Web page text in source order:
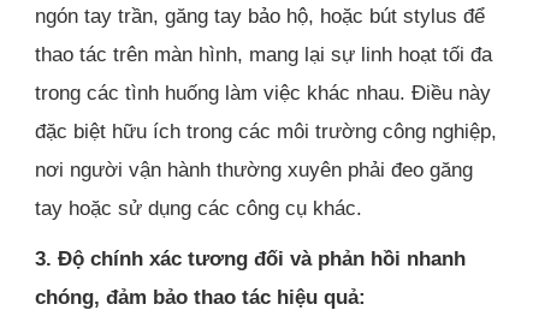
ngón tay trần, găng tay bảo hộ, hoặc bút stylus để
thao tác trên màn hình, mang lại sự linh hoạt tối đa
trong các tình huống làm việc khác nhau. Điều này
đặc biệt hữu ích trong các môi trường công nghiệp,
nơi người vận hành thường xuyên phải đeo găng
tay hoặc sử dụng các công cụ khác.
3. Độ chính xác tương đối và phản hồi nhanh
chóng, đảm bảo thao tác hiệu quả: